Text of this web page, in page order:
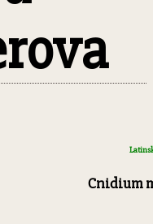
Cnidium